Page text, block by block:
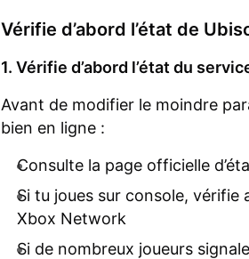
Vérifie d’abord l’état de
1. Vérifie d’abord l’état du
Avant de modifier le moindre
bien en ligne :
Consulte la page officielle
Si tu joues sur console, vérifie
Xbox Network
Si de nombreux joueurs